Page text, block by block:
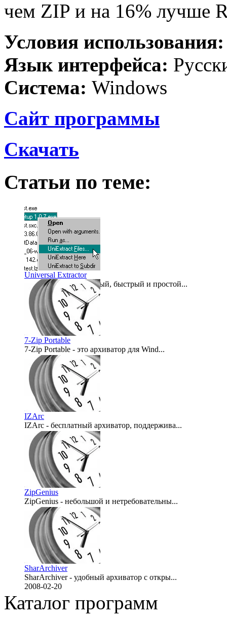
чем ZIP и на 16% лучше
Условия использования:
Язык интерфейса:
Система: Windows
Сайт программы
Скачать
Статьи по теме:
Universal Extractor
Маленький, бесплатный, быстрый и простой...
2011-04-04
7-Zip Portable
7-Zip Portable - это архиватор для Wind...
2009-02-23
IZArc
IZArc - бесплатный архиватор, поддержива...
2008-04-10
ZipGenius
ZipGenius - небольшой и нетребовательны...
2008-04-09
SharArchiver
SharArchiver - удобный архиватор с откры...
2008-02-20
Каталог программ